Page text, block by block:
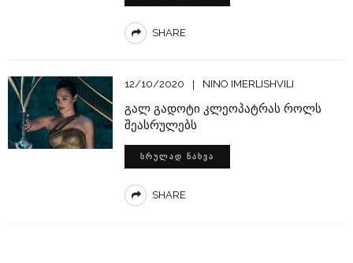
SHARE
12/10/2020 NINO IMERLISHVILI
გალ გადოტი კლეოპატრას როლს
შეასრულებს
ᲡᲠᲣᲚᲐᲓ ᲜᲐᲮᲕᲐ
SHARE